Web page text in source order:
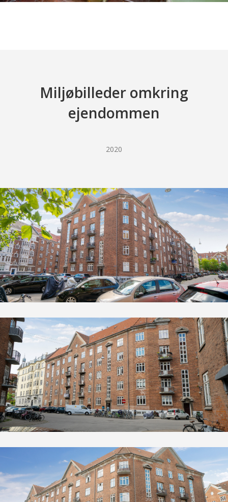
Miljøbilleder omkring
ejendommen
2020